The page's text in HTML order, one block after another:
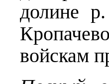
долине
войскам